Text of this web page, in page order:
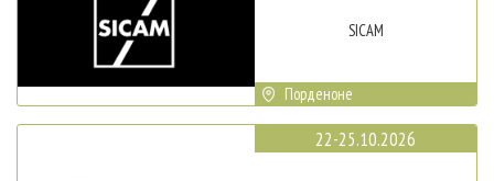
SICAM
Порденоне
22-25.10.2026